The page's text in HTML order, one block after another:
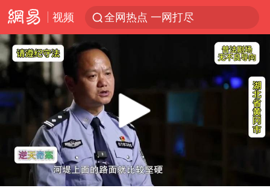
视频 全网热点 一网打尽
Play
00:00